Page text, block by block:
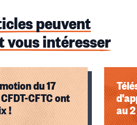
peuvent
vous intéresser
du 17
CFTC ont
!
au